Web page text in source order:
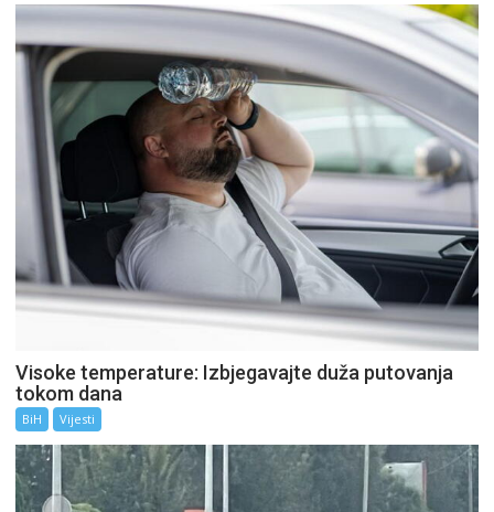
Visoke temperature: Izbjegavajte duža putovanja
tokom dana
BiH Vijesti